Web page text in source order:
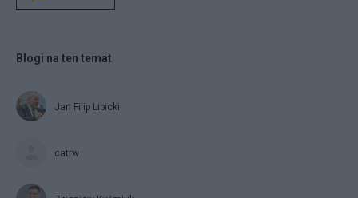
Blogi na ten temat
Jan Filip Libicki
catrw